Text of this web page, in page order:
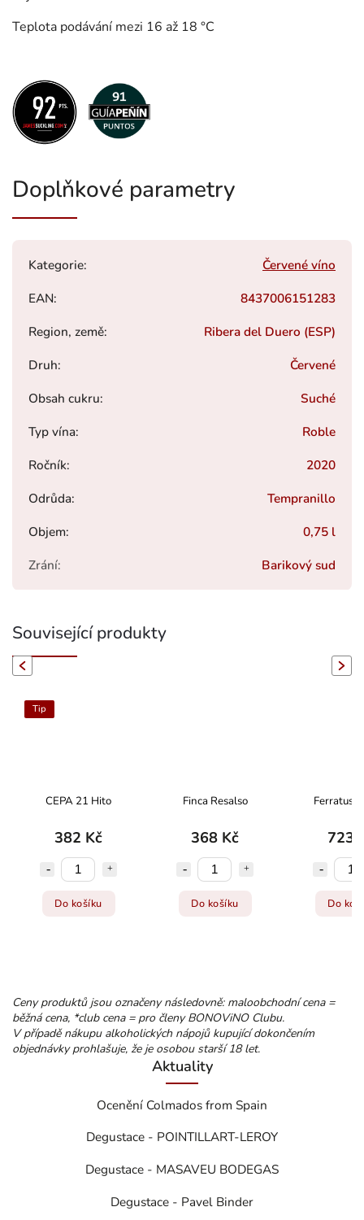
Teplota podávání mezi 16 až 18 °C
Doplňkové parametry
Kategorie:
Červené víno
EAN:
8437006151283
Region, země:
Ribera del Duero (ESP)
Druh:
Červené
Obsah cukru:
Suché
Typ vína:
Roble
Ročník:
2020
Odrůda:
Tempranillo
Objem:
0,75 l
Zrání: Barikový sud
Související produkty
Tip
CEPA 21 Hito
382 Kč
Do košíku
Finca Resalso
368 Kč
Do košíku
Ferratus
723
Do
Next
Ceny produktů jsou označeny následovně: maloobchodní cena =
běžná cena, *club cena = pro členy BONOViNO Clubu.
V případě nákupu alkoholických nápojů kupující dokončením
objednávky prohlašuje, že je osobou starší 18 let.
Aktuality
Ocenění Colmados from Spain
Degustace - POINTILLART-LEROY
Degustace - MASAVEU BODEGAS
Degustace - Pavel Binder